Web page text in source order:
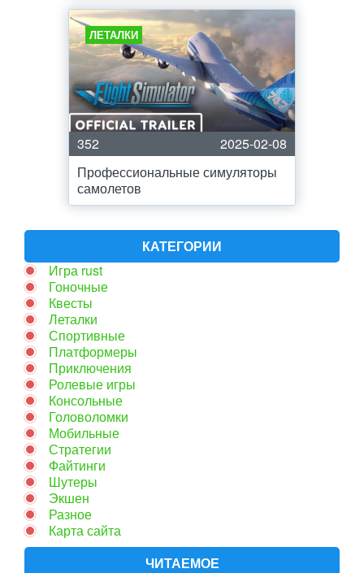
ЛЕТАЛКИ
352
2025-02-08
Профессиональные симуляторы
самолетов
КАТЕГОРИИ
Игра rust
Гоночные
Квесты
Леталки
Спортивные
Платформеры
Приключения
Ролевые игры
Консольные
Головоломки
Мобильные
Стратегии
Файтинги
Шутеры
Экшен
Разное
Карта сайта
ЧИТАЕМОЕ